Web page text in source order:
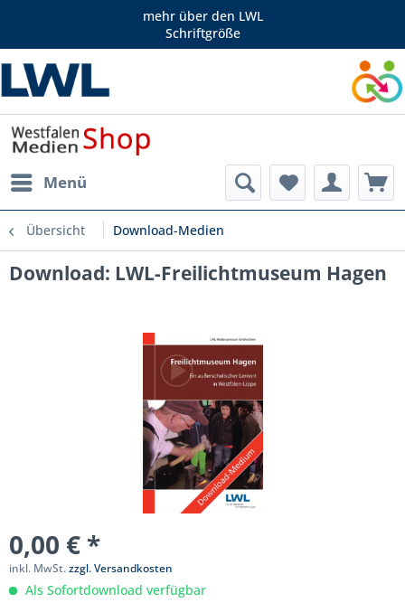
mehr über den LWL
Schriftgröße
Menü
Übersicht Download-Medien
Download: LWL-Freilichtmuseum Hagen
0,00 € *
inkl. MwSt.zzgl. Versandkosten
Als Sofortdownload verfügbar